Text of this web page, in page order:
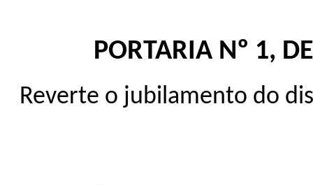
PORTARIA Nº 1,
Reverte o jubilamento do